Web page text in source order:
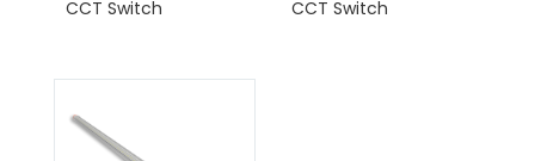
CCT Switch
CCT Switch